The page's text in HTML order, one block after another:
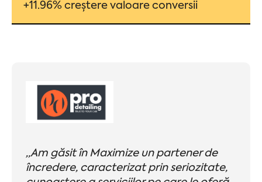
+11.96% creștere valoare conversii
„Am găsit în Maximize un partener de
încredere, caracterizat prin seriozitate,